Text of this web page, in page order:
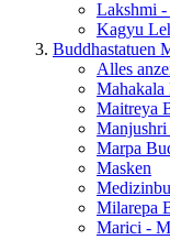
Lakshmi -
Kagyu
Buddhastatuen
Alles
Mahakala
Maitreya
Manjushri
Marpa
Masken
Milarepa
Marici -